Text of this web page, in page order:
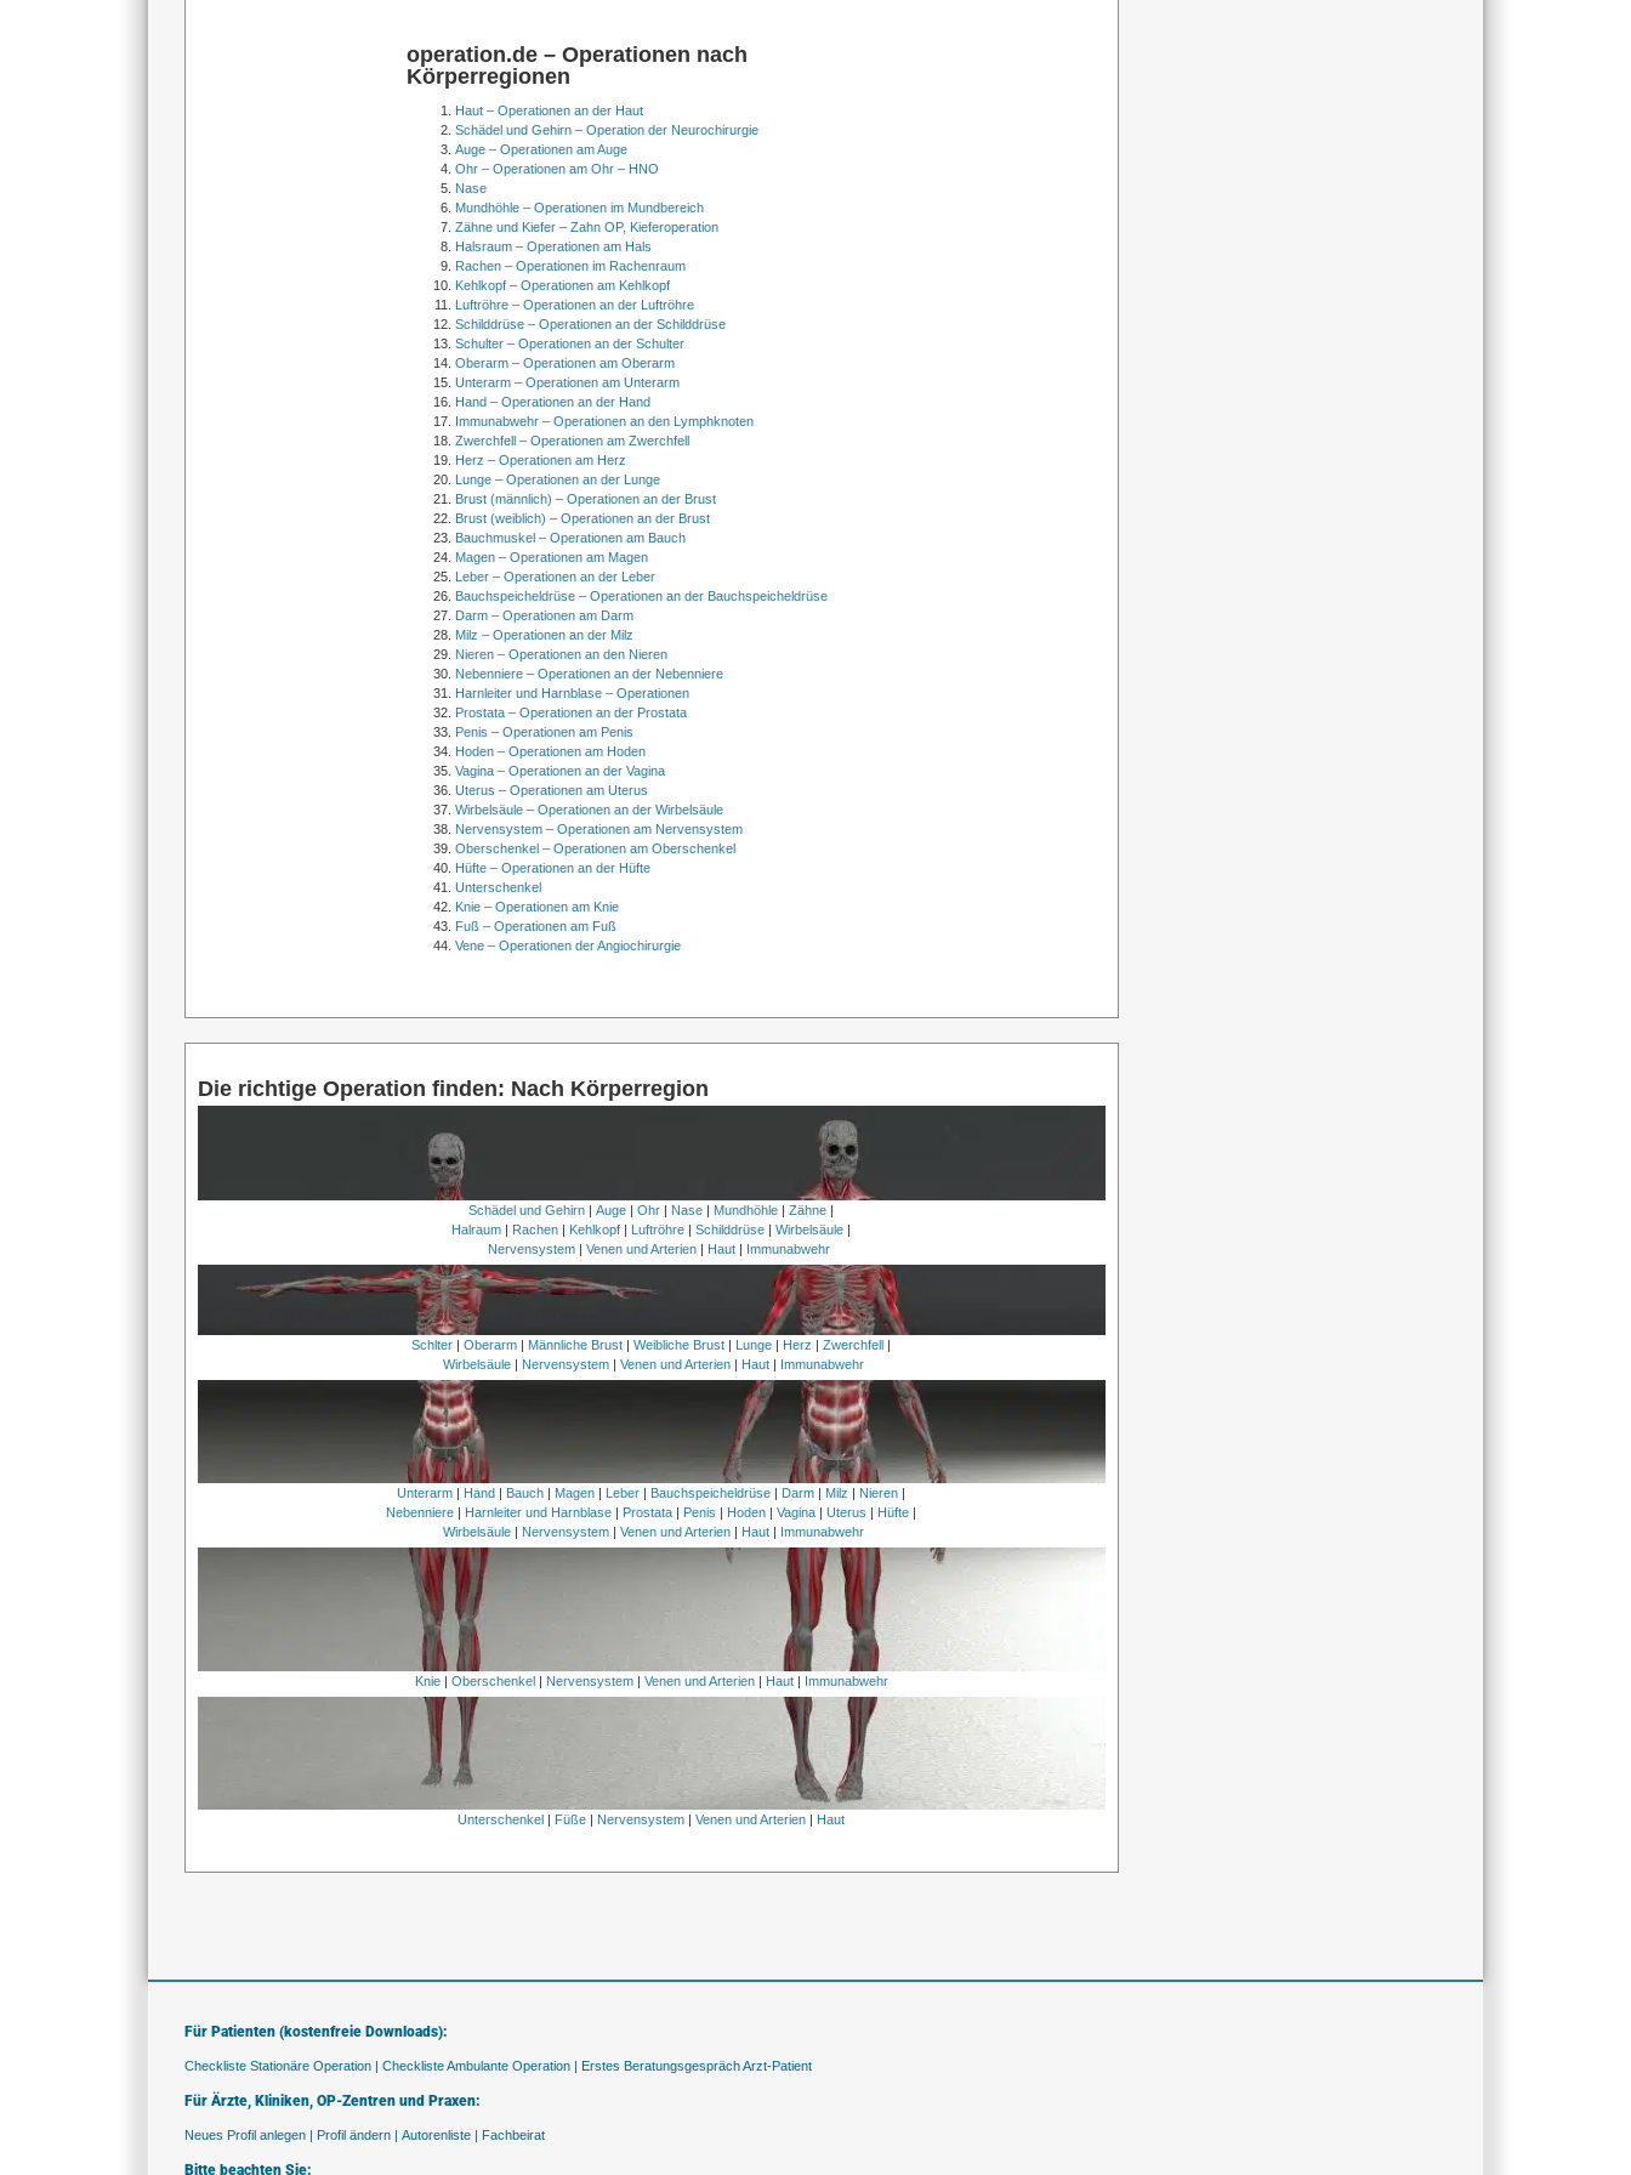
operation.de – Operationen nach
Körperregionen
Haut – Operationen an der Haut
Schädel und Gehirn – Operation der Neurochirurgie
Auge – Operationen am Auge
Ohr – Operationen am Ohr – HNO
Nase
Mundhöhle – Operationen im Mundbereich
Zähne und Kiefer – Zahn OP, Kieferoperation
Halsraum – Operationen am Hals
Rachen – Operationen im Rachenraum
Kehlkopf – Operationen am Kehlkopf
Luftröhre – Operationen an der Luftröhre
Schilddrüse – Operationen an der Schilddrüse
Schulter – Operationen an der Schulter
Oberarm – Operationen am Oberarm
Unterarm – Operationen am Unterarm
Hand – Operationen an der Hand
Immunabwehr – Operationen an den Lymphknoten
Zwerchfell – Operationen am Zwerchfell
Herz – Operationen am Herz
Lunge – Operationen an der Lunge
Brust (männlich) – Operationen an der Brust
Brust (weiblich) – Operationen an der Brust
Bauchmuskel – Operationen am Bauch
Magen – Operationen am Magen
Leber – Operationen an der Leber
Bauchspeicheldrüse – Operationen an der Bauchspeicheldrüse
Darm – Operationen am Darm
Milz – Operationen an der Milz
Nieren – Operationen an den Nieren
Nebenniere – Operationen an der Nebenniere
Harnleiter und Harnblase – Operationen
Prostata – Operationen an der Prostata
Penis – Operationen am Penis
Hoden – Operationen am Hoden
Vagina – Operationen an der Vagina
Uterus – Operationen am Uterus
Wirbelsäule – Operationen an der Wirbelsäule
Nervensystem – Operationen am Nervensystem
Oberschenkel – Operationen am Oberschenkel
Hüfte – Operationen an der Hüfte
Unterschenkel
Knie – Operationen am Knie
Fuß – Operationen am Fuß
Vene – Operationen der Angiochirurgie
Die richtige Operation finden: Nach Körperregion
Schädel und Gehirn |Auge |Ohr | Nase | Mundhöhle |Zähne |
Halraum | Rachen | Kehlkopf | Luftröhre |Schilddrüse |Wirbelsäule |
Nervensystem| Venen und Arterien| Haut| Immunabwehr
Schlter |Oberarm Männliche Brust |Weibliche Brust Lunge Herz |Zwerchfell
Wirbelsäule| Nervensystem| Venen und Arterien| Haut| Immunabwehr
Unterarm | Hand | Bauch | Magen | Leber | Bauchspeicheldrüse | Darm | Milz | Nieren |
Nebenniere | Harnleiter und Harnblase | Prostata | Penis | Hoden |Vagina |Uterus | Hüfte |
Wirbelsäule| Nervensystem| Venen und Arterien| Haut| Immunabwehr
Knie| Oberschenkel Nervensystem| Venen und Arterien| Haut| Immunabwehr
Unterschenkel | Füße | Nervensystem |Venen und Arterien | Haut
Für Patienten (kostenfreie Downloads):
Checkliste Stationäre Operation | Checkliste Ambulante Operation | Erstes Beratungsgespräch Arzt-Patient
Für Ärzte, Kliniken, OP-Zentren und Praxen:
Neues Profil anlegen | Profil ändern | Autorenliste | Fachbeirat
Bitte beachten Sie: